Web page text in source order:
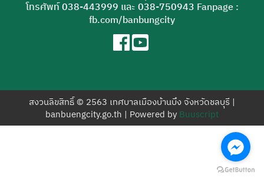
โทรศัพท์038-443999 และ 038-750943 Fanpage :
fb.com/banbungcity
สงวนลิขสิทธิ์ © 2563 เทศบาลเมืองบ้านบึง จังหวัดชลบุรี |
banbuengcity.go.th | Powered by Buuscript